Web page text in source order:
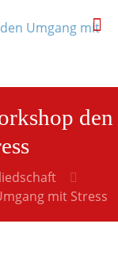
den
mit Stress